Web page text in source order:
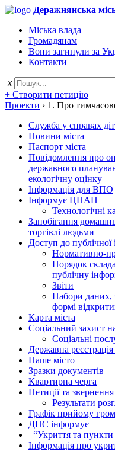
Деражнянська
Міська влада
Громадянам
Вони загинули за
Контакти
x
+ Створити петицію
Проекти › 1. Про
Служба у справах
Новини міста
Паспорт міста
Повідомлення про
державного
екологічну оцінку
Інформація для ВПО
Інформує ЦНАП
Технологічні
Запобігання
торгівлі людьми
Доступ до публічної
Нормативно-
Порядок
публічну
Звіти
Набори даних,
формі
Карта міста
Соціальний захист
Соціальні
Державна
Наше місто
Зразки документів
Квартирна черга
Петиції та звернення
Результати
Графік прийому
ДПС інформує
“Укриття та
Інформація про